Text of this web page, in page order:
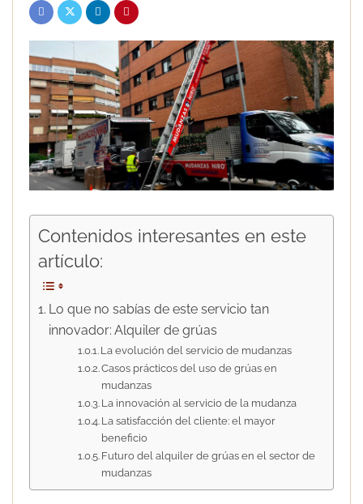
Contenidos interesantes en este
artículo:
Lo que no sabías de este servicio tan
innovador: Alquiler de grúas
La evolución del servicio de mudanzas
Casos prácticos del uso de grúas en
mudanzas
La innovación al servicio de la mudanza
La satisfacción del cliente: el mayor
beneficio
Futuro del alquiler de grúas en el sector de
mudanzas